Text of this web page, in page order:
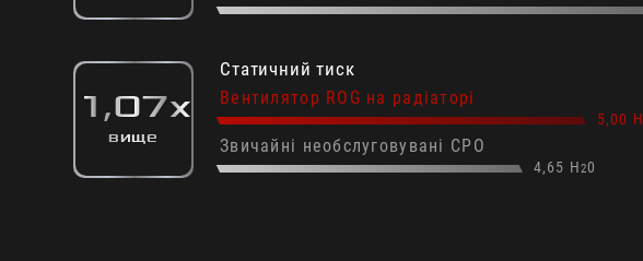
1,07x
вище
Статичний тиск
Вентилятор ROG на радіаторі
5,00 H
Звичайні необслуговувані СРО
4,65 H20